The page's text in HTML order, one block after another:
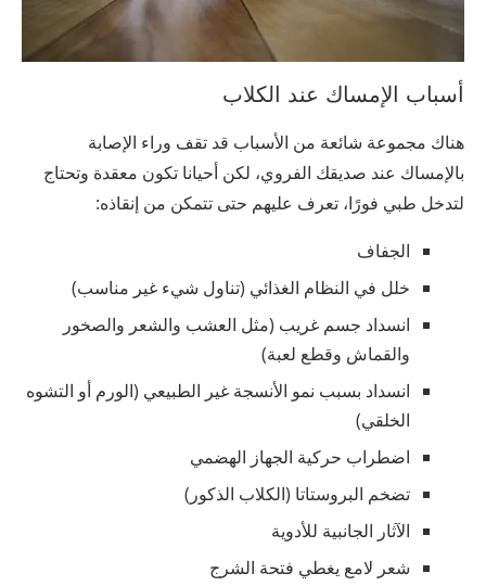
أسباب الإمساك عند الكلاب
هناك مجموعة شائعة من الأسباب قد تقف وراء الإصابة
بالإمساك عند صديقك الفروي، لكن أحيانا تكون معقدة وتحتاج
لتدخل طبي فورًا، تعرف عليهم حتى تتمكن من إنقاذه:
الجفاف
خلل في النظام الغذائي (تناول شيء غير مناسب)
انسداد جسم غريب (مثل العشب والشعر والصخور
والقماش وقطع لعبة)
انسداد بسبب نمو الأنسجة غير الطبيعي (الورم أو التشوه
الخلقي)
اضطراب حركية الجهاز الهضمي
تضخم البروستاتا (الكلاب الذكور)
الآثار الجانبية للأدوية
شعر لامع يغطي فتحة الشرج